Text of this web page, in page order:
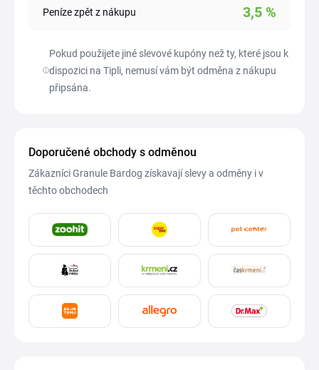
Peníze zpět z nákupu 3,5 %
Pokud použijete jiné slevové kupóny než ty, které jsou k
dispozici na Tipli, nemusí vám být odměna z nákupu
připsána.
Doporučené obchody s odměnou
Zákazníci Granule Bardog získavají slevy a odměny i v
těchto obchodech